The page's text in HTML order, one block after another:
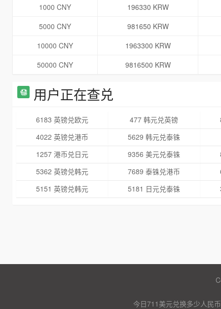
1000 CNY
196330 KRW
5000 CNY
981650 KRW
10000 CNY
1963300 KRW
50000 CNY
9816500 KRW
用户正在查兑
6183 英镑兑欧元 477 韩元兑英镑
4022 英镑兑港币
5629 韩元兑泰铢
1257 港币兑日元
9356 美元兑泰铢
5362 英镑兑韩元
7689 泰铢兑港币
5151 英镑兑韩元
5181 日元兑泰铢
今日711美元兑换多少人民